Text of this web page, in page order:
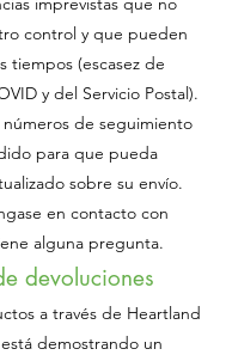
control y que pueden
tiempos (escasez de
y del Servicio Postal).
números de seguimiento
para que pueda
sobre su envío.
en contacto con
alguna pregunta.
devoluciones
a través de Heartland
demostrando un